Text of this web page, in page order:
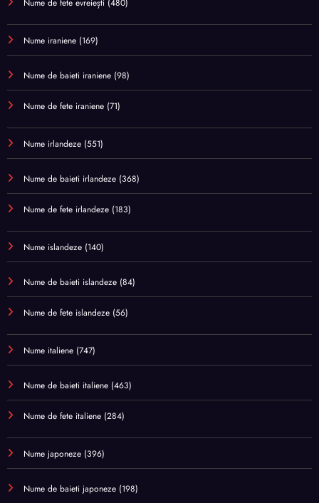
Nume iraniene (169)
Nume de baieti iraniene (98)
Nume de fete iraniene (71)
Nume irlandeze (551)
Nume de baieti irlandeze (368)
Nume de fete irlandeze (183)
Nume islandeze (140)
Nume de baieti islandeze (84)
Nume de fete islandeze (56)
Nume italiene (747)
Nume de baieti italiene (463)
Nume de fete italiene (284)
Nume japoneze (396)
Nume de baieti japoneze (198)